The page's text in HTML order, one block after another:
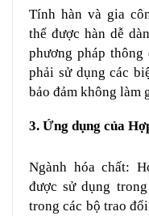
Tính hàn và gia
thể được hàn dễ
phương pháp thông
phải sử dụng các
bảo đảm không làm
3. Ứng dụng của
Ngành hóa chất:
được sử dụng
trong các bộ trao